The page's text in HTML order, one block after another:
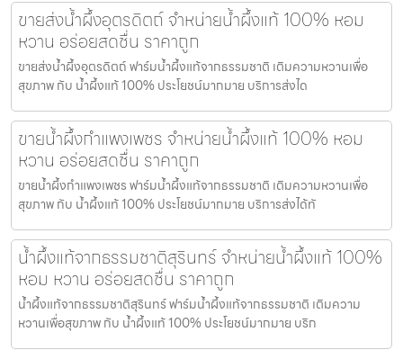
ขายส่งน้ำผึ้งอุตรดิตถ์ จำหน่ายน้ำผึ้งแท้ 100% หอม
หวาน อร่อยสดชื่น ราคาถูก
ขายส่งน้ำผึ้งอุตรดิตถ์ ฟาร์มน้ำผึ้งแท้จากธรรมชาติ เติมความหวานเพื่อ
สุขภาพ กับ น้ำผึ้งแท้ 100% ประโยชน์มากมาย บริการส่งได
ขายน้ำผึ้งกำแพงเพชร จำหน่ายน้ำผึ้งแท้ 100% หอม
หวาน อร่อยสดชื่น ราคาถูก
ขายน้ำผึ้งกำแพงเพชร ฟาร์มน้ำผึ้งแท้จากธรรมชาติ เติมความหวานเพื่อ
สุขภาพ กับ น้ำผึ้งแท้ 100% ประโยชน์มากมาย บริการส่งได้ทั
น้ำผึ้งแท้จากธรรมชาติสุรินทร์ จำหน่ายน้ำผึ้งแท้ 100%
หอม หวาน อร่อยสดชื่น ราคาถูก
น้ำผึ้งแท้จากธรรมชาติสุรินทร์ ฟาร์มน้ำผึ้งแท้จากธรรมชาติ เติมความ
หวานเพื่อสุขภาพ กับ น้ำผึ้งแท้ 100% ประโยชน์มากมาย บริก